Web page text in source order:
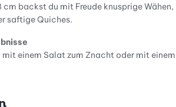
cm backst du mit Freude knusprige Wähen,
saftige Quiches.
mit einem Salat zum Znacht oder mit einem